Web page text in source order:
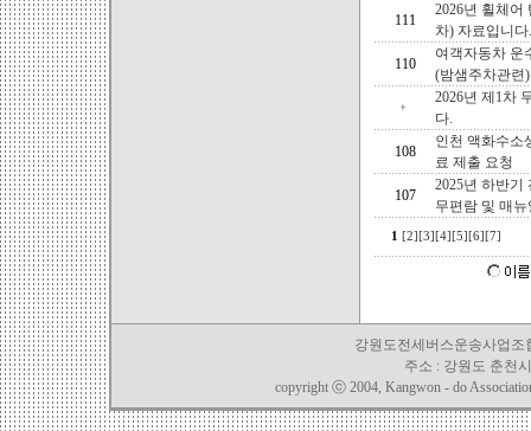
111
2026년 휠체어
차) 자료입니다.
110
여객자동차 운
(밤샘주차관련)
2026년 제1차
다.
108
인천 액화수소
료 제출 요청
107
2025년 하반기
무편람 및 매뉴
1 [2] [3] [4] [5] [6] [7]
강원도전세버스운송사업조
주소 : 강원도 춘천
copyright ⓒ 2004, Kangwon - do